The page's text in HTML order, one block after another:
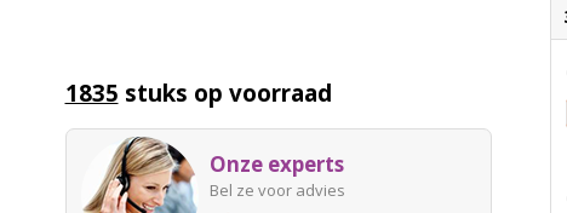
1835 stuks op voorraad
Onze experts
Bel ze voor advies